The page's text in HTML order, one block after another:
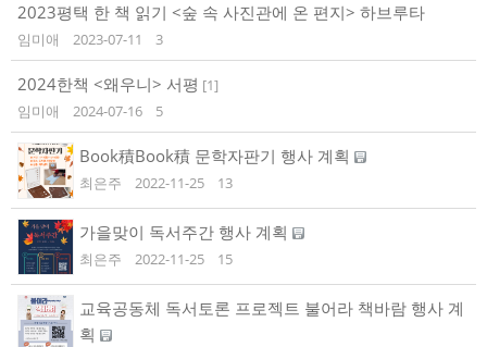
2023평택 한 책 읽기 <숲 속 사진관에 온 편지> 하브루타
임미애 2023-07-11 3
2024한책 <왜우니> 서평 [1]
임미애
2024-07-16 5
Book積Book積 문학자판기 행사 계획
최은주 2022-11-25 13
가을맞이 독서주간 행사 계획
최은주 2022-11-25 15
교육공동체 독서토론 프로젝트 불어라 책바람 행사 계
획